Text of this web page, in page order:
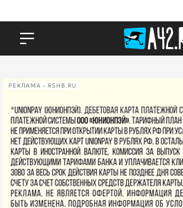
РЕКЛАМА • RSHB.RU